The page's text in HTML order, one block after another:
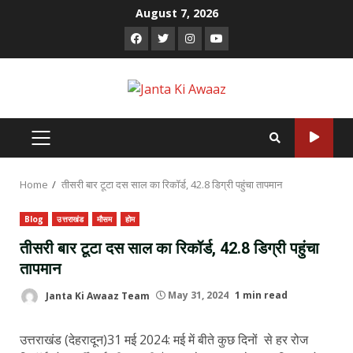
August 7, 2026
Facebook
TwitterInstagram
Youtube
PRIMARY
MENU
Home तीसरी बार टूटा दस साल का रिकॉर्ड, 42.8 डिग्री पहुंचा तापमान
Blog उत्तराखंड मौसम होम
तीसरी बार टूटा दस साल का रिकॉर्ड, 42.8 डिग्री पहुंचा
तापमान
Janta Ki Awaaz Team May 31, 2024 1 min read
उत्तराखंड (देहरादून)31 मई 2024: मई में बीते कुछ दिनों से हर रोज